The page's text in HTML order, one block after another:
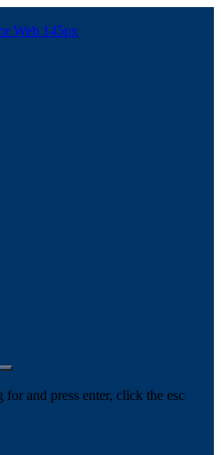
and press enter, click the esc